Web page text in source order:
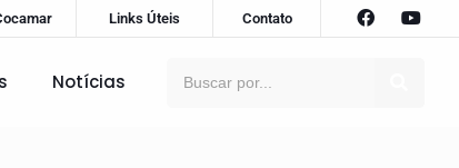
Links Úteis Contato
Notícias